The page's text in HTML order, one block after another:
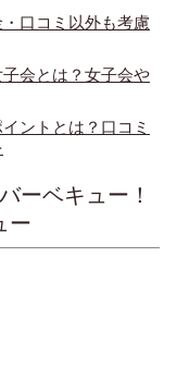
口コミ以外も考慮
会とは？女子会や
ントとは？口コミ
ーベキュー！
ー